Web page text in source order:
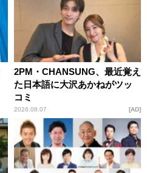
2PM・CHANSUNG、最近覚え
た日本語に大沢あかねがツッ
コミ
2026.08.07 AD